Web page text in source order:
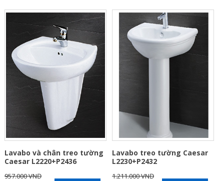
Lavabo và chân treo tường
Caesar L2220+P2436
957.000 VNĐ
Lavabo treo tường Caesar
L2230+P2432
1.211.000 VNĐ